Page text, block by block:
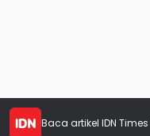
Baca artikel IDN Times